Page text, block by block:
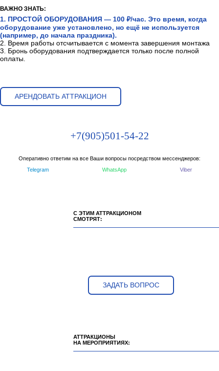
ВАЖНО ЗНАТЬ:
1. ПРОСТОЙ ОБОРУДОВАНИЯ — 100 ₽/час. Это время, когда
оборудование уже установлено, но ещё не используется
(например, до начала праздника).
2. Время работы отсчитывается с момента завершения монтажа
3. Бронь оборудования подтверждается только после полной
оплаты.
АРЕНДОВАТЬ АТТРАКЦИОН
+7(905)501-54-22
Оперативно ответим на все Ваши вопросы посредством мессенджеров:
Telegram
WhatsApp Viber
С ЭТИМ АТТРАКЦИОНОМ
СМОТРЯТ:
ЗАДАТЬ ВОПРОС
АТТРАКЦИОНЫ
НА МЕРОПРИЯТИЯХ: